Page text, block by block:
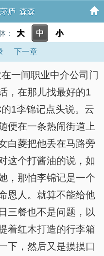
庐 森森
： 大 中 小
下一章
一间职业中介公司门
，在那儿找最好的1
1李锦记点头说。云
便在一条热闹街道上
白菱把他丢在马路旁
这个打酱油的说，如
，那怕李锦记是一个
恩人。就算不能给他
三餐也不是问题，以
着红木打造的行李箱
下，然后又是摸摸口